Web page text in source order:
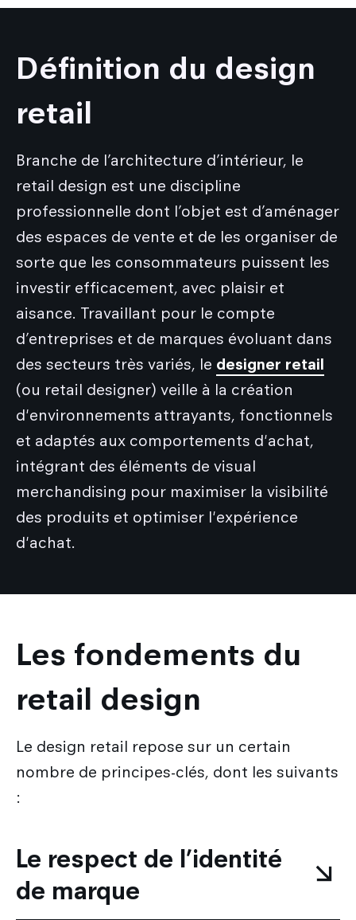
Définition du design
retail
Branche de l’architecture d’intérieur, le
retail design est une discipline
professionnelle dont l’objet est d’aménager
des espaces de vente et de les organiser de
sorte que les consommateurs puissent les
investir efficacement, avec plaisir et
aisance. Travaillant pour le compte
d’entreprises et de marques évoluant dans
des secteurs très variés, le designer retail
(ou retail designer) veille à la création
d'environnements attrayants, fonctionnels
et adaptés aux comportements d'achat,
intégrant des éléments de visual
merchandising pour maximiser la visibilité
des produits et optimiser l'expérience
d'achat.
Les fondements du
retail design
Le design retail repose sur un certain
nombre de principes-clés, dont les suivants
:
Le respect de l’identité
de marque